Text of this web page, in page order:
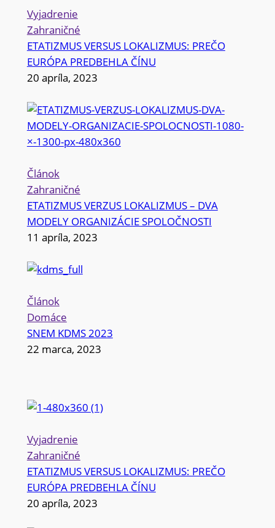
Vyjadrenie
Zahraničné
ETATIZMUS VERSUS LOKALIZMUS: PREČO
EURÓPA PREDBEHLA ČÍNU
20 apríla, 2023
Článok
Zahraničné
ETATIZMUS VERZUS LOKALIZMUS – DVA
MODELY ORGANIZÁCIE SPOLOČNOSTI
11 apríla, 2023
Článok
Domáce
SNEM KDMS 2023
22 marca, 2023
Vyjadrenie
Zahraničné
ETATIZMUS VERSUS LOKALIZMUS: PREČO
EURÓPA PREDBEHLA ČÍNU
20 apríla, 2023